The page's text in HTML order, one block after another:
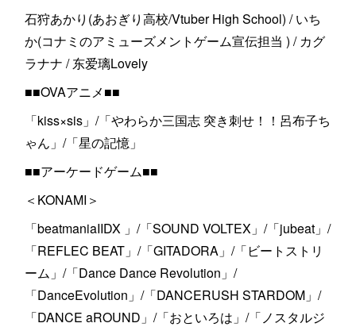
石狩あかり(あおぎり高校/Vtuber High School) / いち
か(コナミのアミューズメントゲーム宣伝担当 ) / カグ
ラナナ / 东爱璃Lovely
■■OVAアニメ■■
「kiss×sis」/「やわらか三国志 突き刺せ！！呂布子ち
ゃん」/「星の記憶」
■■アーケードゲーム■■
＜KONAMI＞
「beatmaniaIIDX 」/「SOUND VOLTEX」/「jubeat」/
「REFLEC BEAT」/「GITADORA」/「ビートストリ
ーム」/「Dance Dance Revolution」/
「DanceEvolution」/「DANCERUSH STARDOM」/
「DANCE aROUND」/「おといろは」/「ノスタルジ